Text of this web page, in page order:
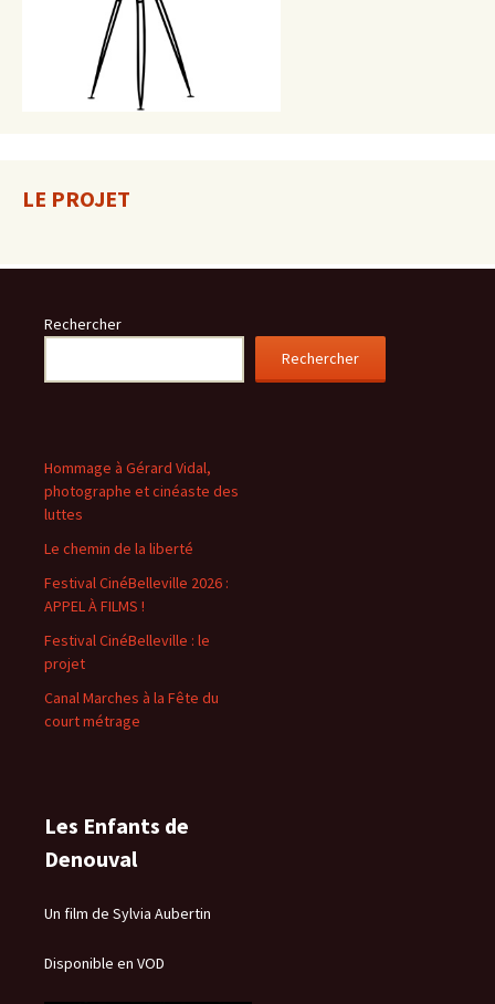
LE PROJET
Rechercher
Rechercher
Hommage à Gérard Vidal,
photographe et cinéaste des
luttes
Le chemin de la liberté
Festival CinéBelleville 2026 :
APPEL À FILMS !
Festival CinéBelleville : le
projet
Canal Marches à la Fête du
court métrage
Les Enfants de
Denouval
Un film de Sylvia Aubertin
Disponible en VOD